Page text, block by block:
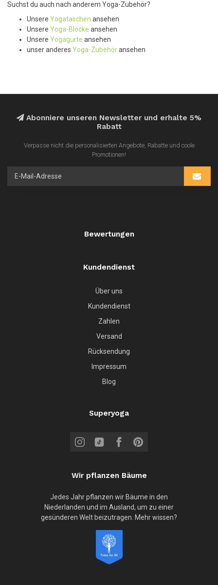
Suchst du auch nach anderem Yoga-Zubehör?
Unsere Yogataschen ansehen
Unsere Yoga-Blöcke ansehen
Unsere Yogagurte ansehen
unser anderes Yoga-Zubehöransehen
Abonniere unseren Newsletter und erhalte 5%
Rabatt
Verpasse nicht die personalisierten Angebote, Rabatte und coole
Promotionen!
Bewertungen
Kundendienst
Über uns
Kundendienst
Zahlen
Versand
Rücksendung
Impressum
Blog
Superyoga
Wir pflanzen Bäume
Jedes Jahr pflanzen wir Bäume in den
Niederlanden und im Ausland, um zu einer
gesünderen Welt beizutragen. Mehr wissen?